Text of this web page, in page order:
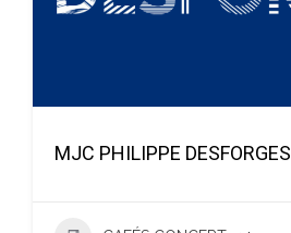
MJC PHILIPPE DESFORGES